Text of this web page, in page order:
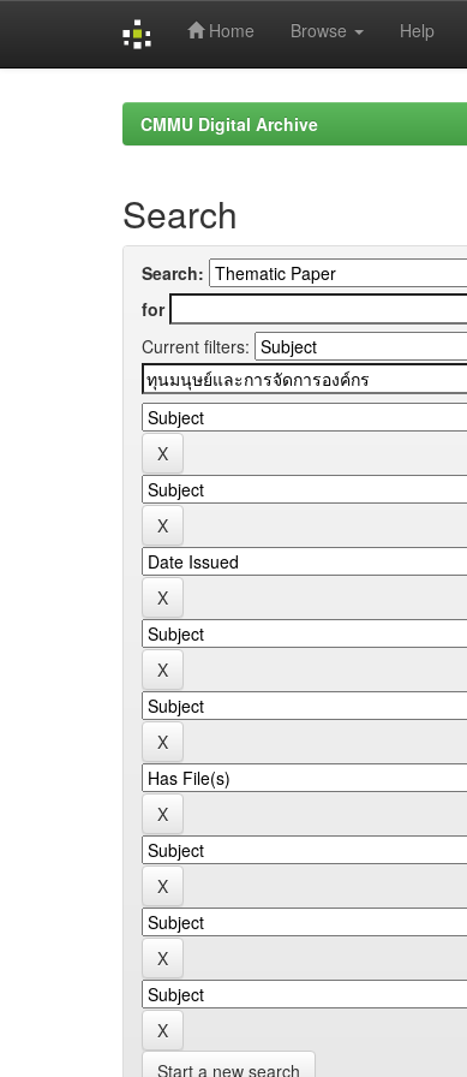
Home Browse Help
CMMU Digital Archive
Search
Search:
for
Current filters:
Start a new search